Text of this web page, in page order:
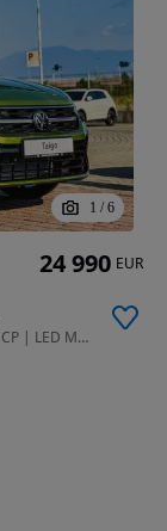
1 / 6
1498 cm3 • 150 CP • Taigo Sport 1.5 TSI DSG | 150 CP | LED Matrix | Trapă Panoramică
24 990 EUR